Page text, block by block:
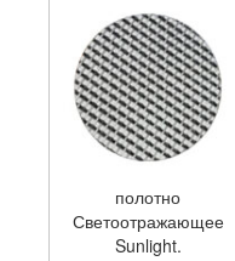
полотно
Светоотражающее
Sunlight.